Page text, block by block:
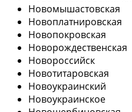
Новомышастовская
Новоплатнировская
Новопокровская
Новорождественская
Новороссийск
Новотитаровская
Новоукраинский
Новоукраинское